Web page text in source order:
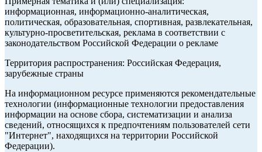
информационная, информационно-аналитическая,
политическая, образовательная, спортивная, развлекательная,
культурно-просветительская, реклама в соответствии с
законодательством Российской Федерации о рекламе
Территория распространения: Российская Федерация,
зарубежные страны
На информационном ресурсе применяются рекомендательные
технологии (информационные технологии предоставления
информации на основе сбора, систематизации и анализа
сведений, относящихся к предпочтениям пользователей сети
"Интернет", находящихся на территории Российской
Федерации).